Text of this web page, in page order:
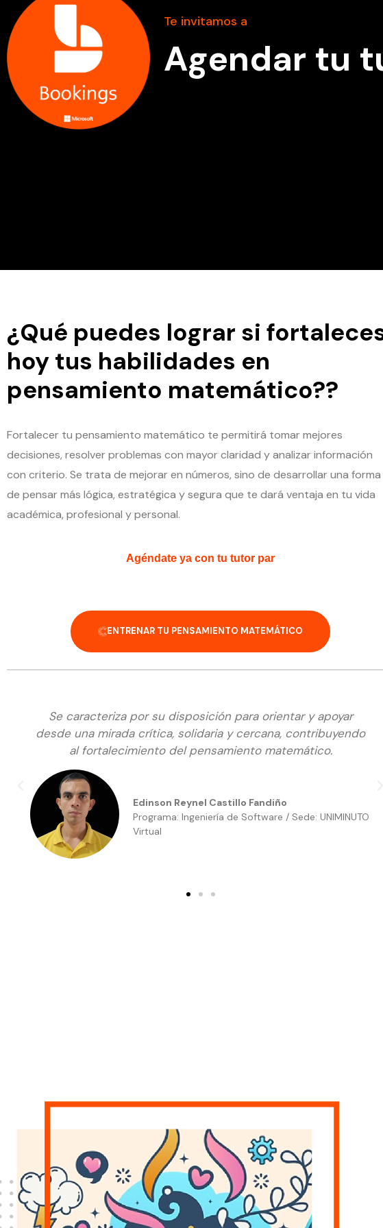
Te invitamos a
Agendar tu
¿Qué puedes lograr si
hoy tus habilidades en
pensamiento matemático??
Fortalecer tu pensamiento matemático te permitirá tomar mejores
decisiones, resolver problemas con mayor claridad y analizar información
con criterio. Se trata de mejorar en números, sino de desarrollar una forma
de pensar más lógica, estratégica y segura que te dará ventaja en tu vida
académica, profesional y personal.
Agéndate ya con tu tutor par
ENTRENAR TU PENSAMIENTO MATEMÁTICO
Se caracteriza por su disposición para orientar y apoyar
desde una mirada crítica, solidaria y cercana, contribuyendo
al fortalecimiento del pensamiento matemático.
Edinson Reynel Castillo Fandiño
Programa: Ingeniería de Software / Sede: UNIMINUTO
Virtual